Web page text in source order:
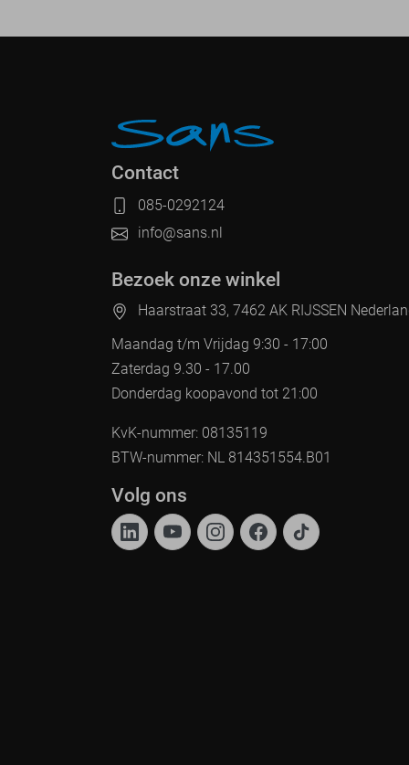
Contact
085-0292124
info@sans.nl
Bezoek onze winkel
Haarstraat 33, 7462 AK RIJSSEN
Maandag t/m Vrijdag 9:30 - 17:00
Zaterdag 9.30 - 17.00
Donderdag koopavond tot 21:00
KvK-nummer: 08135119
BTW-nummer: NL 814351554.B01
Volg ons